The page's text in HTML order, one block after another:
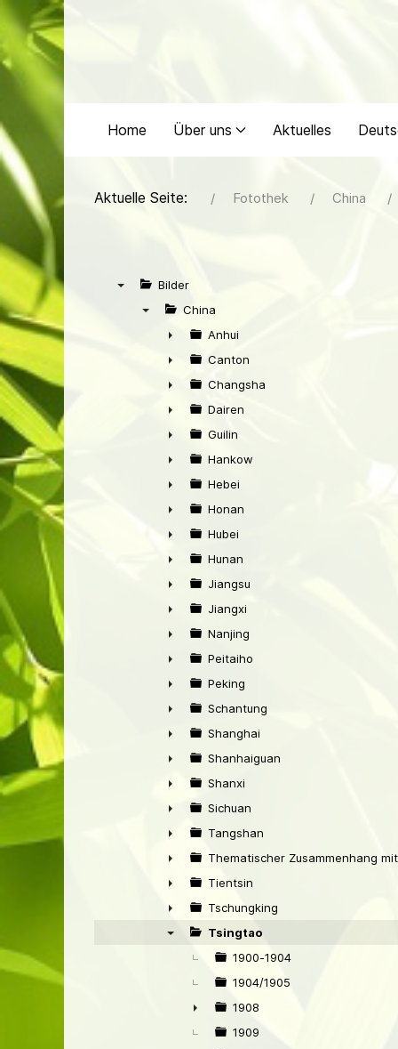
Home Über uns Aktuelles
Aktuelle Seite: Fotothek China
Bilder
China
►
Anhui
►
Canton
►
Changsha
►
Dairen
►
Guilin
►
Hankow
►
Hebei
►
Honan
►
Hubei
►
Hunan
►
Jiangsu
►
Jiangxi
►
Nanjing
►
Peitaiho
►
Peking
►
Schantung
►
Shanghai
►
Shanhaiguan
►
Shanxi
►
Sichuan
►
Tangshan
►
Thematischer Zusammenhang mit
►
Tientsin
►
Tschungking
Tsingtao
1900-1904
1904/1905
►
1908
1909